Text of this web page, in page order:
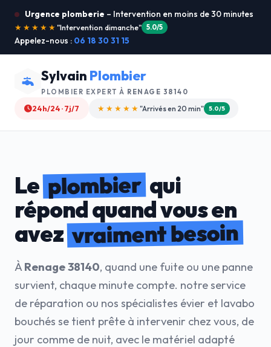
Urgence plomberie – Intervention en moins de 30 minutes
★★★★★"Je recommande !" 4.9/5
Appelez-nous : 06 18 30 31 15
Sylvain Plombier
PLOMBIER EXPERT À RENAGE 38140
24h/24 · 7j/7 ★★★★☆ "Devis gratuit" 4.8/5
Leplombierqui
répond quand vous en
avezvraiment besoin
ÀRenage 38140, quand une fuite ou une panne
survient, chaque minute compte. notre service
de réparation ou nos spécialistes évier et lavabo
bouchés se tient prête à intervenir chez vous, de
jour comme de nuit, avec le matériel adapté